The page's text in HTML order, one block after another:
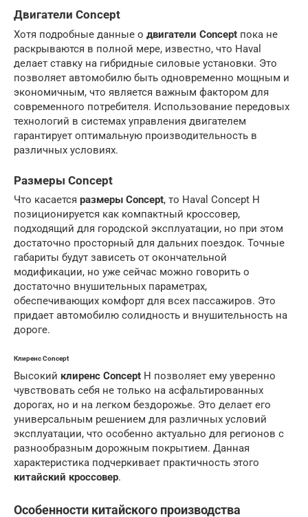
Двигатели Concept
Хотя подробные данные о двигатели Concept пока не
раскрываются в полной мере, известно, что Haval
делает ставку на гибридные силовые установки. Это
позволяет автомобилю быть одновременно мощным и
экономичным, что является важным фактором для
современного потребителя. Использование передовых
технологий в системах управления двигателем
гарантирует оптимальную производительность в
различных условиях.
Размеры Concept
Что касается размеры Concept, то Haval Concept H
позиционируется как компактный кроссовер,
подходящий для городской эксплуатации, но при этом
достаточно просторный для дальних поездок. Точные
габариты будут зависеть от окончательной
модификации, но уже сейчас можно говорить о
достаточно внушительных параметрах,
обеспечивающих комфорт для всех пассажиров. Это
придает автомобилю солидность и внушительность на
дороге.
Клиренс Concept
Высокий клиренс Concept H позволяет ему уверенно
чувствовать себя не только на асфальтированных
дорогах, но и на легком бездорожье. Это делает его
универсальным решением для различных условий
эксплуатации, что особенно актуально для регионов с
разнообразным дорожным покрытием. Данная
характеристика подчеркивает практичность этого
китайский кроссовер.
Особенности китайского производства